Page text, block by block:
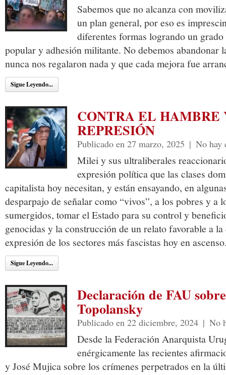
Sabemos que no alcanza con
un plan general, por eso es
diferentes formas logrando un
popular y adhesión militante. No debemos abandonar
nunca nos regalaron nada y que cada mejora fue
Sigue Leyendo...
CONTRA EL HAMBRE
REPRESIÓN
Publicado en 27 marzo, 2025 | No hay
Milei y sus ultraliberales
expresión política que las clases
capitalista hoy necesitan, y están ensayando, en
desparpajo de señalar como “vivos”, a los pobres y a
sumergidos, tomar el Estado para su control y
genocidas y la construcción de un relato favorable a
expresión de los sectores más fascistas hoy en
Sigue Leyendo...
Declaración de FAU
Topolansky
Publicado en 22 diciembre, 2024 | No
Desde la Federación Anarquista
enérgicamente las recientes
y José Mujica sobre los crímenes perpetrados en la